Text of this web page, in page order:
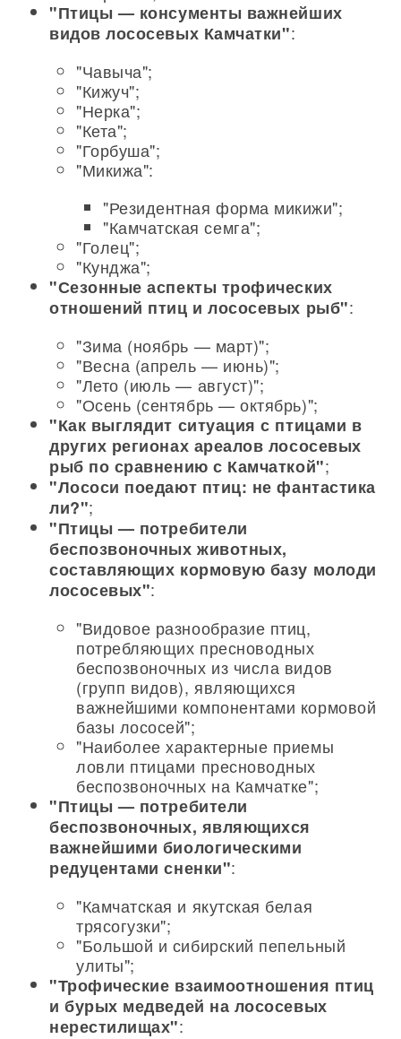
"Птицы — консументы важнейших
видов лососевых Камчатки":
"Чавыча";
"Кижуч";
"Нерка";
"Кета";
"Горбуша";
"Микижа":
"Резидентная форма микижи";
"Камчатская семга";
"Голец";
"Кунджа";
"Сезонные аспекты трофических
отношений птиц и лососевых рыб":
"Зима (ноябрь — март)";
"Весна (апрель — июнь)";
"Лето (июль — август)";
"Осень (сентябрь — октябрь)";
"Как выглядит ситуация с птицами в
других регионах ареалов лососевых
рыб по сравнению с Камчаткой";
"Лососи поедают птиц: не фантастика
ли?";
"Птицы — потребители
беспозвоночных животных,
составляющих кормовую базу молоди
лососевых":
"Видовое разнообразие птиц,
потребляющих пресноводных
беспозвоночных из числа видов
(групп видов), являющихся
важнейшими компонентами кормовой
базы лососей";
"Наиболее характерные приемы
ловли птицами пресноводных
беспозвоночных на Камчатке";
"Птицы — потребители
беспозвоночных, являющихся
важнейшими биологическими
редуцентами сненки":
"Камчатская и якутская белая
трясогузки";
"Большой и сибирский пепельный
улиты";
"Трофические взаимоотношения птиц
и бурых медведей на лососевых
нерестилищах":